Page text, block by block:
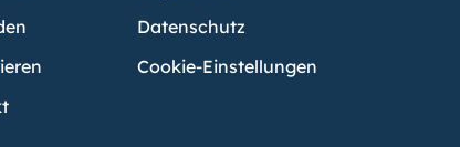
Datenschutz
Cookie-Einstellungen